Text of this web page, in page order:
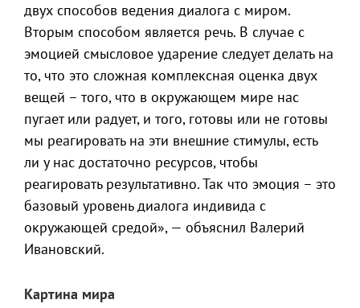
двух способов ведения диалога с миром.
Вторым способом является речь. В случае с
эмоцией смысловое ударение следует делать на
то, что это сложная комплексная оценка двух
вещей – того, что в окружающем мире нас
пугает или радует, и того, готовы или не готовы
мы реагировать на эти внешние стимулы, есть
ли у нас достаточно ресурсов, чтобы
реагировать результативно. Так что эмоция – это
базовый уровень диалога индивида с
окружающей средой», — объяснил Валерий
Ивановский.
Картина мира